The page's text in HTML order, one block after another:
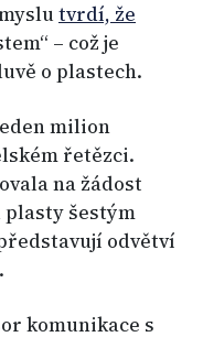
tvrdí, že
– což je
o plastech.
milion
řetězci.
na žádost
plasty šestým
odvětví
komunikace s